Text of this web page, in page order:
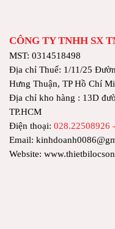
CÔNG TY TNHH SX
MST: 0314518498
Địa chỉ Thuế: 1/11/25
Hưng Thuận, TP Hồ Chí
Địa chỉ kho hàng : 13D
TP.HCM
Điện thoại: 028.22508926
Email:
Website: